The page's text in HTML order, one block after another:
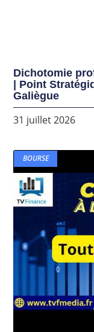
Dichotomie
| Point
Galiègue
31 juillet 2026
BOURSE